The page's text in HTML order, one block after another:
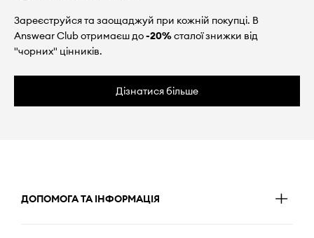
Зареєструйся та заощаджуй при кожній покупці. В
Answear Club отримаєш до-20%сталої знижки від
"чорних" цінників.
Дізнатися більше
ДОПОМОГА ТА ІНФОРМАЦІЯ